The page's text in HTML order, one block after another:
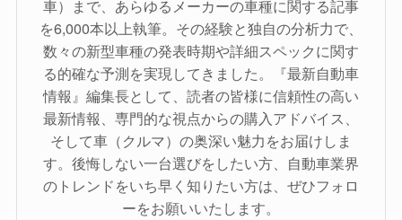
車）まで、あらゆるメーカーの車種に関する記事
を6,000本以上執筆。その経験と独自の分析力で、
数々の新型車種の発表時期や詳細スペックに関す
る的確な予測を実現してきました。『最新自動車
情報』編集長として、読者の皆様に信頼性の高い
最新情報、専門的な視点からの購入アドバイス、
そして車（クルマ）の奥深い魅力をお届けしま
す。後悔しない一台選びをしたい方、自動車業界
のトレンドをいち早く知りたい方は、ぜひフォロ
ーをお願いいたします。